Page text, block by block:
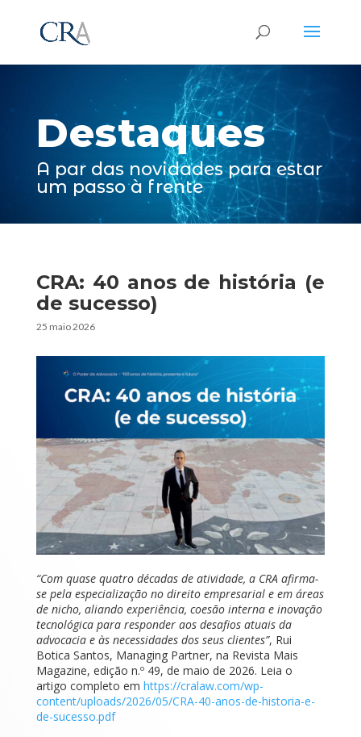
vídeo
Destaques
A par das novidades para estar
um passo à frente
CRA: 40 anos de história (e
de sucesso)
25 maio 2026
“Com quase quatro décadas de atividade, a CRA afirma-
se pela especialização no direito empresarial e em áreas
de nicho, aliando experiência, coesão interna e inovação
tecnológica para responder aos desafios atuais da
advocacia e às necessidades dos seus clientes”, Rui
Botica Santos, Managing Partner, na Revista Mais
Magazine, edição n.º 49, de maio de 2026. Leia o
artigo completo em https://cralaw.com/wp-
content/uploads/2026/05/CRA-40-anos-de-historia-e-
de-sucesso.pdf